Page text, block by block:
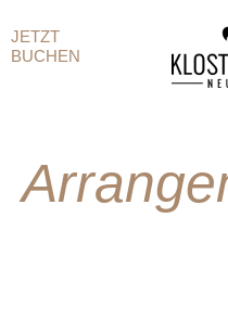
JETZT
BUCHEN